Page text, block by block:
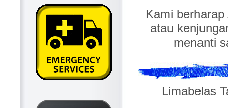
Kami
atau
menanti
Limabelas